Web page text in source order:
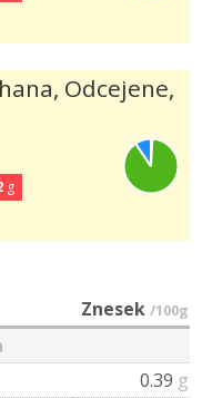
Odcejene,
g
Znesek /100g
0.39 g